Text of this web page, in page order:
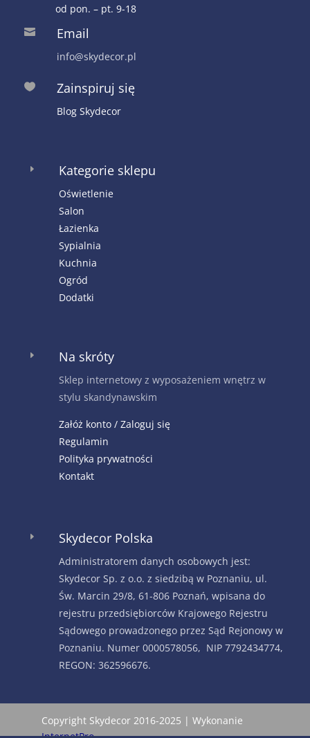
od pon. – pt. 9-18
 Email
info@skydecor.pl
 Zainspiruj się
Blog Skydecor
E Kategorie sklepu
Oświetlenie
Salon
Łazienka
Sypialnia
Kuchnia
Ogród
Dodatki
E Na skróty
Sklep internetowy z wyposażeniem wnętrz w
stylu skandynawskim
Załóż konto / Zaloguj się
Regulamin
Polityka prywatności
Kontakt
E Skydecor Polska
Administratorem danych osobowych jest:
Skydecor Sp. z o.o. z siedzibą w Poznaniu, ul.
Św. Marcin 29/8, 61-806 Poznań, wpisana do
rejestru przedsiębiorców Krajowego Rejestru
Sądowego prowadzonego przez Sąd Rejonowy w
Poznaniu. Numer 0000578056, NIP 7792434774,
REGON: 362596676.
Copyright Skydecor 2016-2025 | Wykonanie